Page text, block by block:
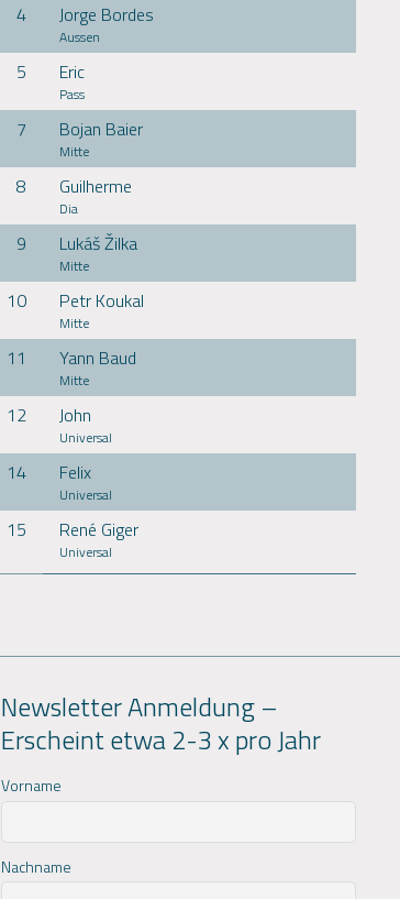
4 Jorge Bordes
Aussen
5 Eric
Pass
7 Bojan Baier
Mitte
8 Guilherme
Dia
9 Lukáš Žilka
Mitte
10 Petr Koukal
Mitte
11 Yann Baud
Mitte
12 John
Universal
14 Felix
Universal
15 René Giger
Universal
Newsletter Anmeldung –
Erscheint etwa 2-3 x pro Jahr
Vorname
Nachname